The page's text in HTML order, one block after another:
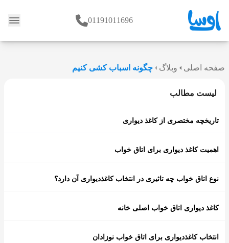
وبلاگ 01191011696
صفحه اصلی وبلاگ چگونه اسباب کشی کنیم
لیست مطالب
تاریخچه مختصری از کاغذ دیواری
اهمیت کاغذ دیواری برای اتاق خواب
نوع اتاق خواب چه تاثیری در انتخاب کاغذدیواری آن دارد؟
کاغذ دیواری اتاق خواب اصلی خانه
انتخاب کاغذدیواری برای اتاق خواب نوزادان